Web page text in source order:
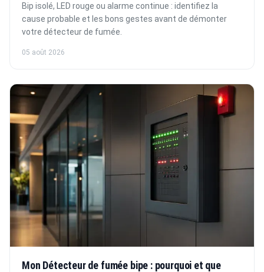
Bip isolé, LED rouge ou alarme continue : identifiez la
cause probable et les bons gestes avant de démonter
votre détecteur de fumée.
05 août 2026
Mon Détecteur de fumée bipe : pourquoi et que